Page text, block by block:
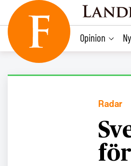
content
Opinion
Radar